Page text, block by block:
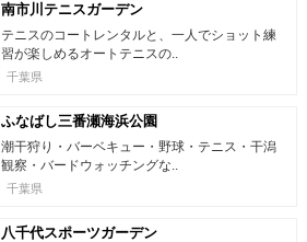
南市川テニスガーデン
テニスのコートレンタルと、一人でショット練
習が楽しめるオートテニスの..
千葉県
ふなばし三番瀬海浜公園
潮干狩り・バーベキュー・野球・テニス・干潟
観察・バードウォッチングな..
千葉県
八千代スポーツガーデン